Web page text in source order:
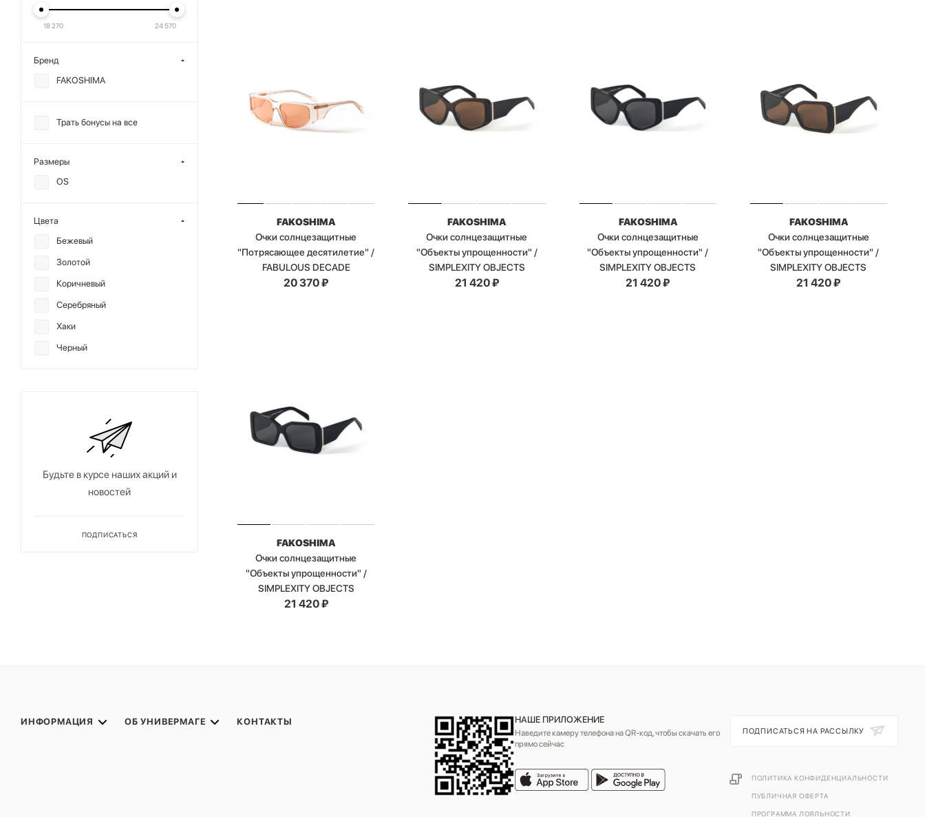
FAKOSHIMA
Очки солнцезащитные
"Потрясающее десятилетие" /
FABULOUS DECADE
20 370₽
FAKOSHIMA
Очки солнцезащитные
"Объекты упрощенности" /
SIMPLEXITY OBJECTS
21 420₽
FAKOSHIMA
Очки солнцезащитные
"Объекты упрощенности" /
SIMPLEXITY OBJECTS
21 420₽
FAKOSHIMA
Очки солнцезащитные
"Объекты упрощенности" /
SIMPLEXITY OBJECTS
21 420₽
FAKOSHIMA
Очки солнцезащитные
"Объекты упрощенности" /
SIMPLEXITY OBJECTS
21 420₽
18 270 24 570
Бренд
FAKOSHIMA
Трать бонусы на все
Размеры
OS
Цвета
Бежевый
Золотой
Коричневый
Серебряный
Хаки
Черный
Будьте в курсе наших акций и
новостей
ПОДПИСАТЬСЯ
ИНФОРМАЦИЯ ОБ УНИВЕРМАГЕ КОНТАКТЫ НАШЕ ПРИЛОЖЕНИЕ
Наведите камеру телефона на QR-код, чтобы скачать его
прямо сейчас
ПОДПИСАТЬСЯ НА РАССЫЛКУ
ПОЛИТИКА КОНФИДЕНЦИАЛЬНОСТИ
ПУБЛИЧНАЯ ОФЕРТА
ПРОГРАММА ЛОЯЛЬНОСТИ